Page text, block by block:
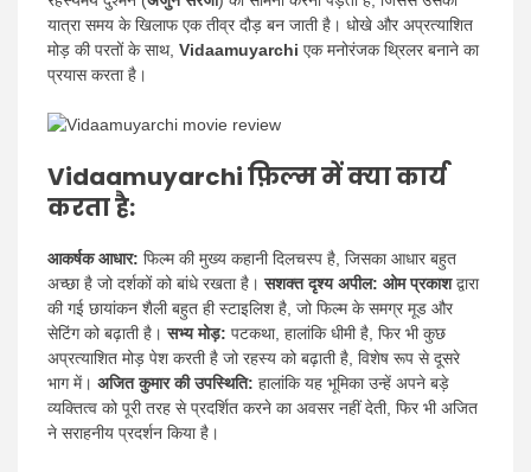
यात्रा समय के खिलाफ एक तीव्र दौड़ बन जाती है। धोखे और अप्रत्याशित
मोड़ की परतों के साथ, Vidaamuyarchi एक मनोरंजक थ्रिलर बनाने का
प्रयास करता है।
Vidaamuyarchi फ़िल्म में क्या कार्य
करता है:
आकर्षक आधार: फिल्म की मुख्य कहानी दिलचस्प है, जिसका आधार बहुत
अच्छा है जो दर्शकों को बांधे रखता है।सशक्त दृश्य अपील: ओम प्रकाशद्वारा
की गई छायांकन शैली बहुत ही स्टाइलिश है, जो फिल्म के समग्र मूड और
सेटिंग को बढ़ाती है।सभ्य मोड़: पटकथा, हालांकि धीमी है, फिर भी कुछ
अप्रत्याशित मोड़ पेश करती है जो रहस्य को बढ़ाती है, विशेष रूप से दूसरे
भाग में। अजित कुमार की उपस्थिति: हालांकि यह भूमिका उन्हें अपने बड़े
व्यक्तित्व को पूरी तरह से प्रदर्शित करने का अवसर नहीं देती, फिर भी अजित
ने सराहनीय प्रदर्शन किया है।